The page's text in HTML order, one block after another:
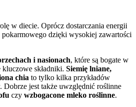
w diecie. Oprócz dostarczania energii
pokarmowego dzięki wysokiej zawartości
i nasionach, które są bogate w
kluczowe składniki. Siemię lniane,
chia to tylko kilka przykładów
jest także uwzględnić roślinne
czy wzbogacone mleko roślinne.